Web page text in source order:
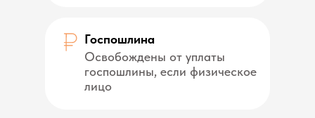
Освобождены от уплаты
госпошлины, если физическое
лицо
Госпошлина